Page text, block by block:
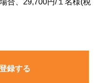
合、29,700円/１名様(税
録する